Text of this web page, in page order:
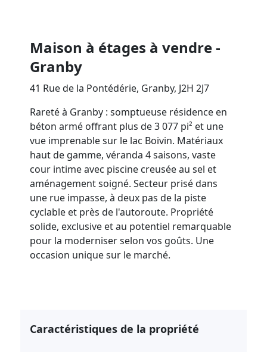
Maison à étages à vendre -
Granby
41 Rue de la Pontédérie, Granby, J2H 2J7
Rareté à Granby : somptueuse résidence en
béton armé offrant plus de 3 077 pi² et une
vue imprenable sur le lac Boivin. Matériaux
haut de gamme, véranda 4 saisons, vaste
cour intime avec piscine creusée au sel et
aménagement soigné. Secteur prisé dans
une rue impasse, à deux pas de la piste
cyclable et près de l'autoroute. Propriété
solide, exclusive et au potentiel remarquable
pour la moderniser selon vos goûts. Une
occasion unique sur le marché.
Caractéristiques de la propriété